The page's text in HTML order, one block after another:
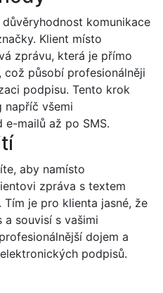
komunikace
Klient místo
zprávu, která je přímo
což působí profesionálněji
podpisu. Tento krok
napříč všemi
e-mailů až po SMS.
aby namísto
zpráva s textem
Tím je pro klienta jasné, že
a souvisí s vašimi
dojem a
podpisů.